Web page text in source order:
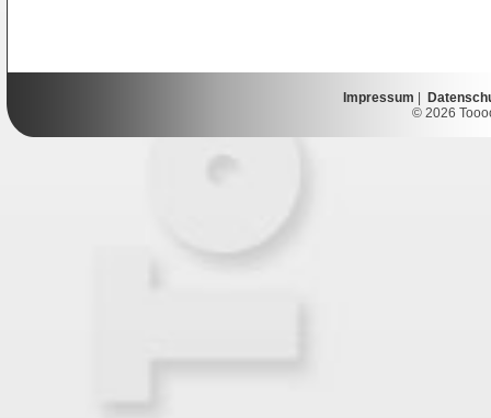
Impressum
© 2026